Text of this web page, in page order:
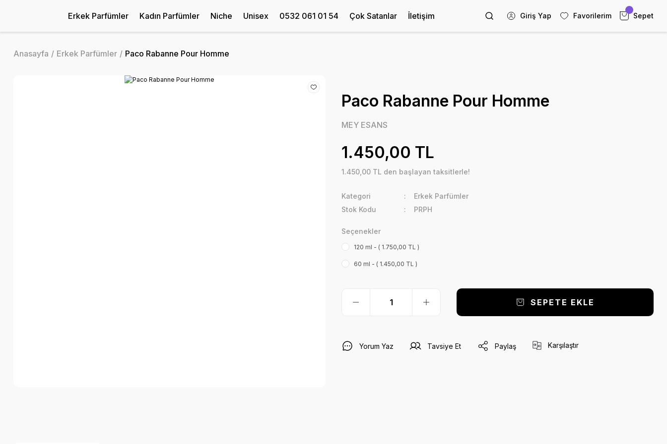
Erkek Parfümler Kadın Parfümler Niche Unisex 0532 061 01 54 Çok Satanlar İletişim Giriş Yap Favorilerim Sepet
Anasayfa Erkek Parfümler Paco Rabanne Pour Homme
Paco Rabanne Pour Homme
MEY ESANS
1.450,00 TL
1.450,00 TL den başlayan taksitlerle!
Kategori
Erkek Parfümler
Stok Kodu
PRPH
Seçenekler
120 ml - ( 1.750,00 TL )
60 ml - ( 1.450,00 TL )
SEPETE EKLE
Yorum Yaz Tavsiye Et Paylaş Karşılaştır